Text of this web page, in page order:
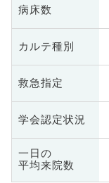
病床数
カルテ種別
救急指定
学会認定状況
一日の
平均来院数